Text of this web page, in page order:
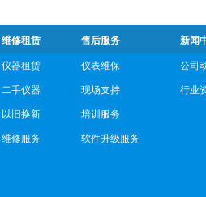
维修租赁
仪器租赁
二手仪器
以旧换新
维修服务
售后服务
仪表维保
现场支持
培训服务
软件升级服务
新闻
公司
行业